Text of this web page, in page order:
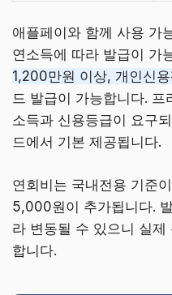
애플페이와 함께 사용 가
연소득에 따라 발급이 가
1,200만원 이상, 개인신
드 발급이 가능합니다. 프
소득과 신용등급이 요구
드에서 기본 제공됩니다.
연회비는 국내전용 기준
5,000원이 추가됩니다.
라 변동될 수 있으니 실
합니다.